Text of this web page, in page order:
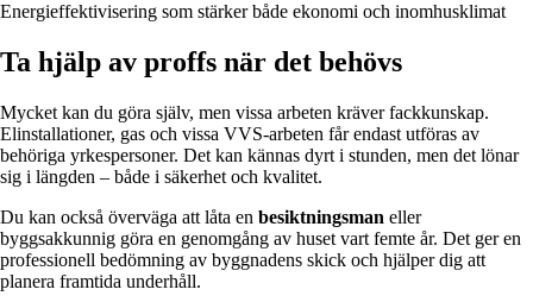
Energieffektivisering som stärker både ekonomi och inomhusklimat
Ta hjälp av proffs när det behövs
Mycket kan du göra själv, men vissa arbeten kräver fackkunskap.
Elinstallationer, gas och vissa VVS-arbeten får endast utföras av
behöriga yrkespersoner. Det kan kännas dyrt i stunden, men det lönar
sig i längden – både i säkerhet och kvalitet.
Du kan också överväga att låta en besiktningsman eller
byggsakkunnig göra en genomgång av huset vart femte år. Det ger en
professionell bedömning av byggnadens skick och hjälper dig att
planera framtida underhåll.